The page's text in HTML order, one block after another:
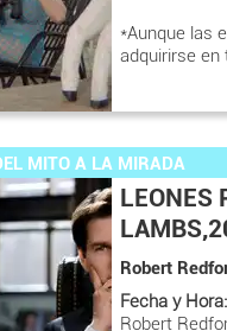
*Aunque las
adquirirse en
MITO A LA MIRADA
LEONES
Robert
Fecha y Hora:
Robert